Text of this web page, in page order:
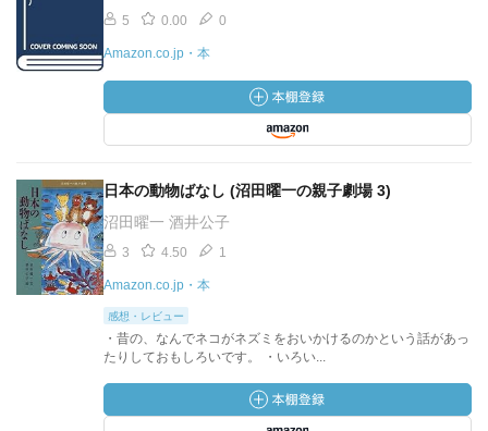
5 0.00 0
Amazon.co.jp・本
日本の動物ばなし (沼田曜一の親子劇場 3)
沼田曜一 酒井公子
3 4.50 1
Amazon.co.jp・本
感想・レビュー
・昔の、なんでネコがネズミをおいかけるのかという話があっ
たりしておもしろいです。 ・いろい...